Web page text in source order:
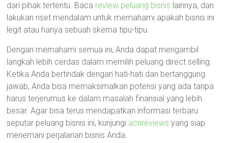
dari pihak tertentu. Baca review peluang bisnis lainnya, dan
lakukan riset mendalam untuk memahami apakah bisnis ini
legit atau hanya sebuah skema tipu-tipu.
Dengan memahami semua ini, Anda dapat mengambil
langkah lebih cerdas dalam memilih peluang direct selling.
Ketika Anda bertindak dengan hati-hati dan bertanggung
jawab, Anda bisa memaksimalkan potensi yang ada tanpa
harus terjerumus ke dalam masalah finansial yang lebih
besar. Agar bisa terus mendapatkan informasi terbaru
seputar peluang bisnis ini, kunjungi acnreviews yang siap
menemani perjalanan bisnis Anda.